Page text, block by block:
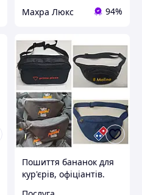
Махра Люкс 94%
Пошиття бананок для
кур'єрів, офіціантів.